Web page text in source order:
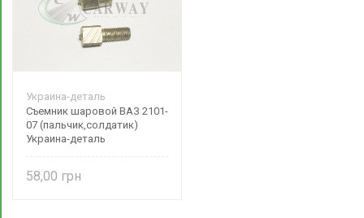
Украина-деталь
Съемник шаровой ВАЗ 2101-
07 (пальчик,солдатик)
Украина-деталь
58,00